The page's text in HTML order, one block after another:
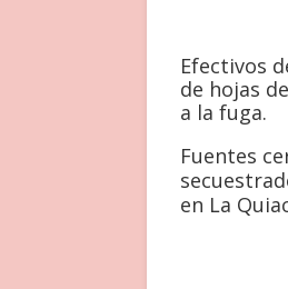
Efectivos
de hojas
a la fuga.
Fuentes
en La